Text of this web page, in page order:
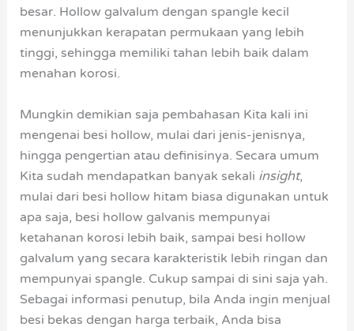
besar. Hollow galvalum dengan spangle kecil
menunjukkan kerapatan permukaan yang lebih
tinggi, sehingga memiliki tahan lebih baik dalam
menahan korosi.
Mungkin demikian saja pembahasan Kita kali ini
mengenai besi hollow, mulai dari jenis-jenisnya,
hingga pengertian atau definisinya. Secara umum
Kita sudah mendapatkan banyak sekali insight,
mulai dari besi hollow hitam biasa digunakan untuk
apa saja, besi hollow galvanis mempunyai
ketahanan korosi lebih baik, sampai besi hollow
galvalum yang secara karakteristik lebih ringan dan
mempunyai spangle. Cukup sampai di sini saja yah.
Sebagai informasi penutup, bila Anda ingin menjual
besi bekas dengan harga terbaik, Anda bisa